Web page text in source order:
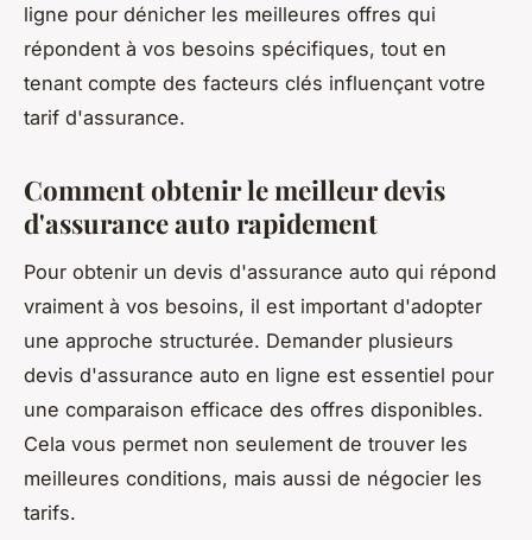
ligne pour dénicher les meilleures offres qui
répondent à vos besoins spécifiques, tout en
tenant compte des facteurs clés influençant votre
tarif d'assurance.
Comment obtenir le meilleur devis
d'assurance auto rapidement
Pour obtenir un devis d'assurance auto qui répond
vraiment à vos besoins, il est important d'adopter
une approche structurée. Demander plusieurs
devis d'assurance auto en ligne est essentiel pour
une comparaison efficace des offres disponibles.
Cela vous permet non seulement de trouver les
meilleures conditions, mais aussi de négocier les
tarifs.